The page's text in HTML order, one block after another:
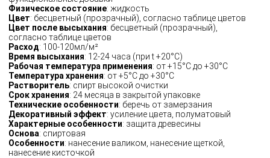
Физическое состояние: жидкость
Цвет: бесцветный (прозрачный), согласно таблице цветов
Цвет после высыхания: бесцветный (прозрачный),
согласно таблице цветов
Расход: 100-120мл/м²
Время высыхания: 12-24 часа (при t +20°С)
Рабочая температура применения: от +15°C до +30°C
Температура хранения: от +5°C до +30°C
Растворитель: спирт высокой очистки
Срок хранения: 24 месяца в закрытой упаковке
Технические особенности: беречь от замерзания
Декоративный эффект: усиление цвета, полуматовый
Характерные особенности: защита древесины
Основа: спиртовая
Особенности: нанесение валиком, нанесение щеткой,
нанесение кисточкой